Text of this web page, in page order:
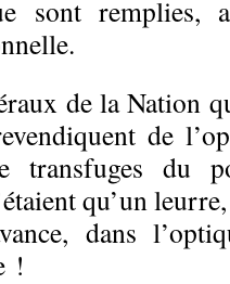
sont remplies,
de la Nation
de
transfuges du
qu’un
dans
!